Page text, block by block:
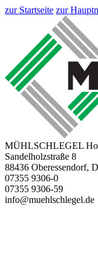
zur Startseite zur
MÜHLSCHLEGEL
Sandelholzstraße 8
88436 Oberessendorf,
07355 9306-0
07355 9306-59
info@muehlschlegel.de